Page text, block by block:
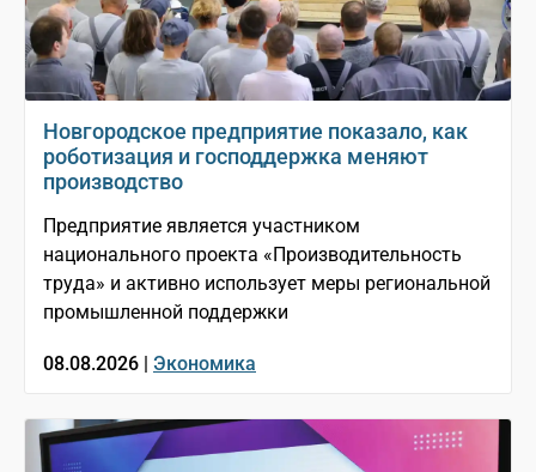
Новгородское предприятие показало, как
роботизация и господдержка меняют
производство
Предприятие является участником
национального проекта «Производительность
труда» и активно использует меры региональной
промышленной поддержки
08.08.2026 | Экономика